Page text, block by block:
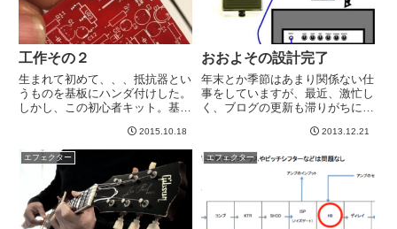
工作その２
生まれて初めて、、、抵抗器とい
うものを基板にハンダ付けした。
しかし、この初心者キット。基板
トアウトされている。とてつもな
い親切設計。裏はこんな感じにハ
ンダ付けされている。どういうの
が良いハンダかわかりません
が、...
2015.10.18
おおよその設計完了
年末とか季節はあまり関係ない仕
事をしていますが、最近、激忙し
く、ブログの更新も滞りがちに。
れず、、、ということでストレス
なここ数日間です＾＾；仕方ない
ので、合間合間に、ARC-3のマニ
ュアルと、先日記事に書いた...
2013.12.21
エフェクター エフェクター